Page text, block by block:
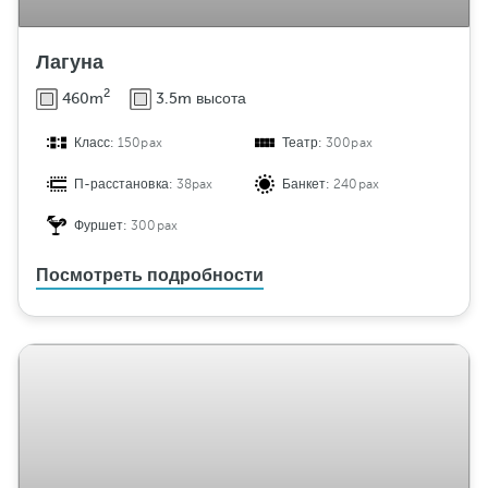
е
л
Лагуна
460m2 3.5m высота
Класс:150pax Театр:300pax
П-расстановка: 38pax Банкет:240pax
Фуршет:300pax
Посмотреть подробности